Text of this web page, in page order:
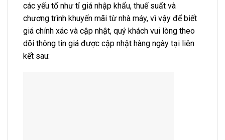
các yếu tố như tỉ giá nhập khẩu, thuế suất và
chương trình khuyến mãi từ nhà máy, vì vậy để biết
giá chính xác và cập nhật, quý khách vui lòng theo
dõi thông tin giá được cập nhật hàng ngày tại liên
kết sau: